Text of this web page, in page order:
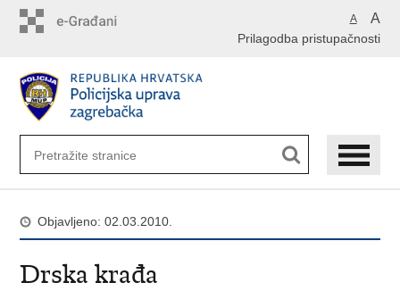
A A
Prilagodba pristupačnosti
Objavljeno: 02.03.2010.
Drska krađa